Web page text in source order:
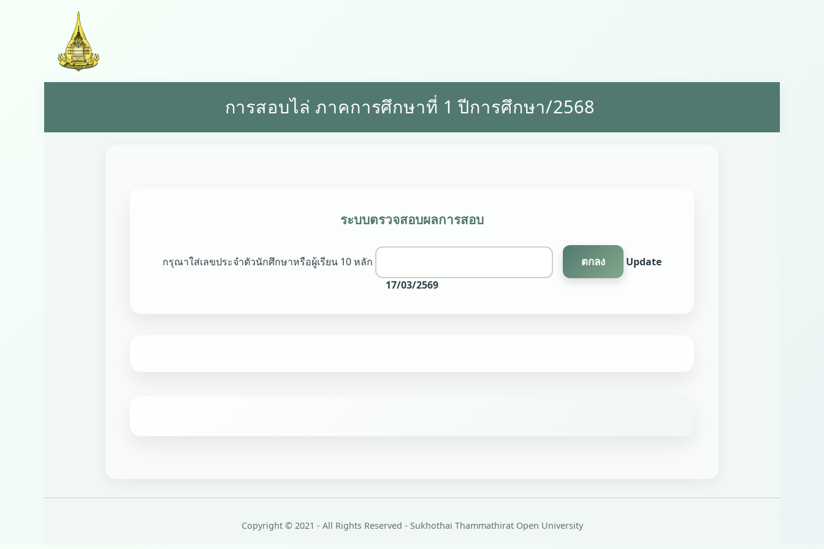
การสอบไล่ ภาคการศึกษาที่ 1 ปีการศึกษา/2568
ระบบตรวจสอบผลการสอบ
กรุณาใส่เลขประจำตัวนักศึกษาหรือผู้เรียน 10 หลัก
Update
17/03/2569
Copyright © 2021 - All Rights Reserved - Sukhothai Thammathirat Open University